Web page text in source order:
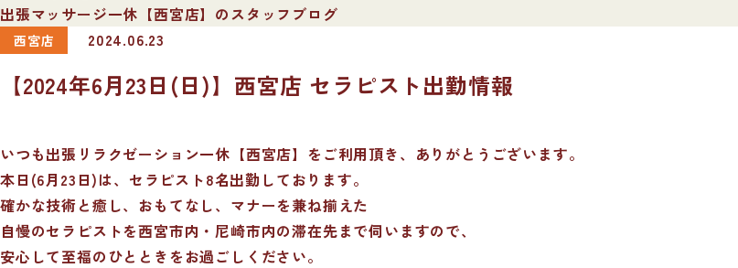
出張マッサージ一休【西宮店】のスタッフブログ
西宮店 2024.06.23
【2024年6月23日(日)】西宮店 セラピスト出勤情報
いつも出張リラクゼーション一休【西宮店】をご利用頂き、ありがとうございます。
本日(6月23日)は、セラピスト8名出勤しております。
確かな技術と癒し、おもてなし、マナーを兼ね揃えた
自慢のセラピストを西宮市内・尼崎市内の滞在先まで伺いますので、
安心して至福のひとときをお過ごしください。